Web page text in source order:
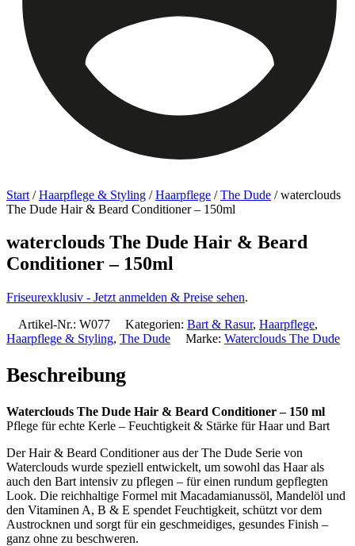
Start /Haarpflege & Styling /Haarpflege /The Dude / waterclouds
The Dude Hair & Beard Conditioner – 150ml
waterclouds The Dude Hair & Beard
Conditioner – 150ml
Friseurexklusiv - Jetzt anmelden & Preise sehen.
Artikel-Nr.: W077 Kategorien: Bart & Rasur, Haarpflege,
Haarpflege & Styling, The Dude Marke: Waterclouds The Dude
Beschreibung
Waterclouds The Dude Hair & Beard Conditioner – 150 ml
Pflege für echte Kerle – Feuchtigkeit & Stärke für Haar und Bart
Der Hair & Beard Conditioner aus der The Dude Serie von
Waterclouds wurde speziell entwickelt, um sowohl das Haar als
auch den Bart intensiv zu pflegen – für einen rundum gepflegten
Look. Die reichhaltige Formel mit Macadamianussöl, Mandelöl und
den Vitaminen A, B & E spendet Feuchtigkeit, schützt vor dem
Austrocknen und sorgt für ein geschmeidiges, gesundes Finish –
ganz ohne zu beschweren.